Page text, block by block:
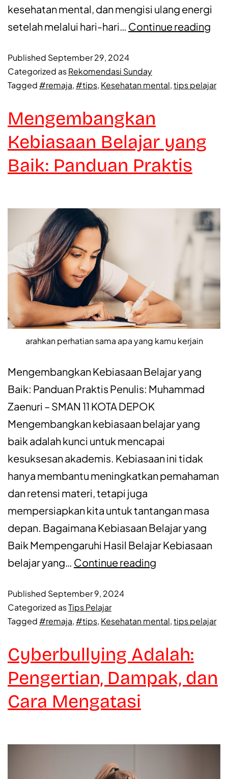
kesehatan mental, dan mengisi ulang energi
setelah melalui hari-hari… Continue reading
Published September 29, 2024
Categorized asRekomendasi Sunday
Tagged#remaja,#tips, Kesehatan mental,tips pelajar
Mengembangkan
Kebiasaan Belajar yang
Baik: Panduan Praktis
arahkan perhatian sama apa yang kamu kerjain
Mengembangkan Kebiasaan Belajar yang
Baik: Panduan Praktis Penulis: Muhammad
Zaenuri – SMAN 11 KOTA DEPOK
Mengembangkan kebiasaan belajar yang
baik adalah kunci untuk mencapai
kesuksesan akademis. Kebiasaan ini tidak
hanya membantu meningkatkan pemahaman
dan retensi materi, tetapi juga
mempersiapkan kita untuk tantangan masa
depan. Bagaimana Kebiasaan Belajar yang
Baik Mempengaruhi Hasil Belajar Kebiasaan
belajar yang… Continue reading
Published September 9, 2024
Categorized asTips Pelajar
Tagged#remaja,#tips, Kesehatan mental,tips pelajar
Cyberbullying Adalah:
Pengertian, Dampak, dan
Cara Mengatasi